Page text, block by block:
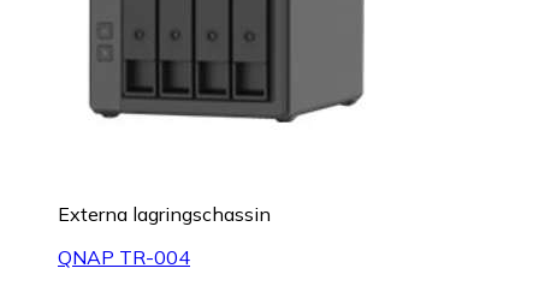
Externa lagringschassin
QNAP TR-004